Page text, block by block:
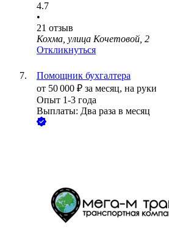
4.7
•
21 отзыв
Кохма, улица Кочетовой, 2
Откликнуться
Помощник бухгалтера
от 50 000 ₽ за месяц, на руки
Опыт 1-3 года
Выплаты: Два раза в месяц